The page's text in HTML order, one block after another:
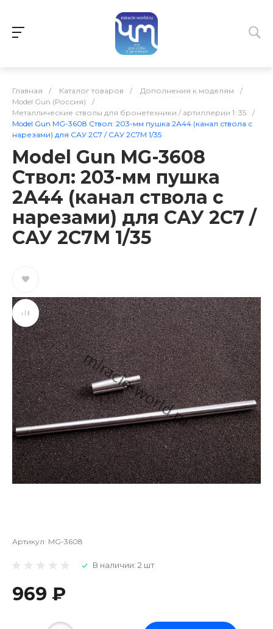
Главная / Каталог товаров / Дополнения к моделям
/
Model Gun (Россия)
/
Металлические стволы для бронетехники / артиллерии 1: 35
/
Model Gun MG-3608 Ствол: 203-мм пушка 2А44 (канал ствола с
нарезами) для САУ 2С7 / САУ 2С7М 1/35
Model Gun MG-3608
Ствол: 203-мм пушка
2А44 (канал ствола с
нарезами) для САУ 2С7 /
САУ 2С7М 1/35
Артикул: MG-3608
В наличии: 2 шт
969 ₽